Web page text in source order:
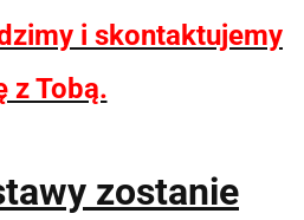
i skontaktujemy
z Tobą.
zostanie